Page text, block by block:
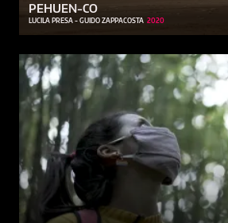
PEHUEN-CO
LUCILA PRESA - GUIDO ZAPPACOSTA 2020